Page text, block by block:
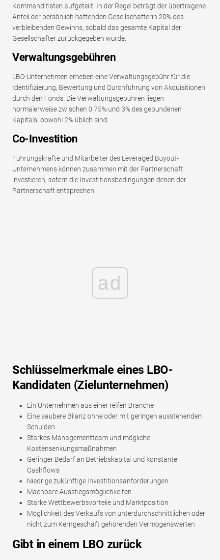
Kommanditisten aufgeteilt. In der Regel beträgt der übertragene
Anteil der persönlich haftenden Gesellschafterin 20% des
verbleibenden Gewinns, sobald das gesamte Kapital der
Gesellschafter zurückgegeben wurde.
Verwaltungsgebühren
LBO-Unternehmen erheben eine Verwaltungsgebühr für die
Identifizierung, Bewertung und Durchführung von Akquisitionen
durch den Fonds. Die Verwaltungsgebühren liegen
normalerweise zwischen 0,75% und 3% des gebundenen
Kapitals, obwohl 2% üblich sind.
Co-Investition
Führungskräfte und Mitarbeiter des Leveraged Buyout-
Unternehmens können zusammen mit der Partnerschaft
investieren, sofern die Investitionsbedingungen denen der
Partnerschaft entsprechen.
ad
Schlüsselmerkmale eines LBO-
Kandidaten (Zielunternehmen)
Ein Unternehmen aus einer reifen Branche
Eine saubere Bilanz ohne oder mit geringen ausstehenden
Schulden
Starkes Managementteam und mögliche
Kostensenkungsmaßnahmen
Geringer Bedarf an Betriebskapital und konstante
Cashflows
Niedrige zukünftige Investitionsanforderungen
Machbare Ausstiegsmöglichkeiten
Starke Wettbewerbsvorteile und Marktposition
Möglichkeit des Verkaufs von unterdurchschnittlichen oder
nicht zum Kerngeschäft gehörenden Vermögenswerten
Gibt in einem LBO zurück